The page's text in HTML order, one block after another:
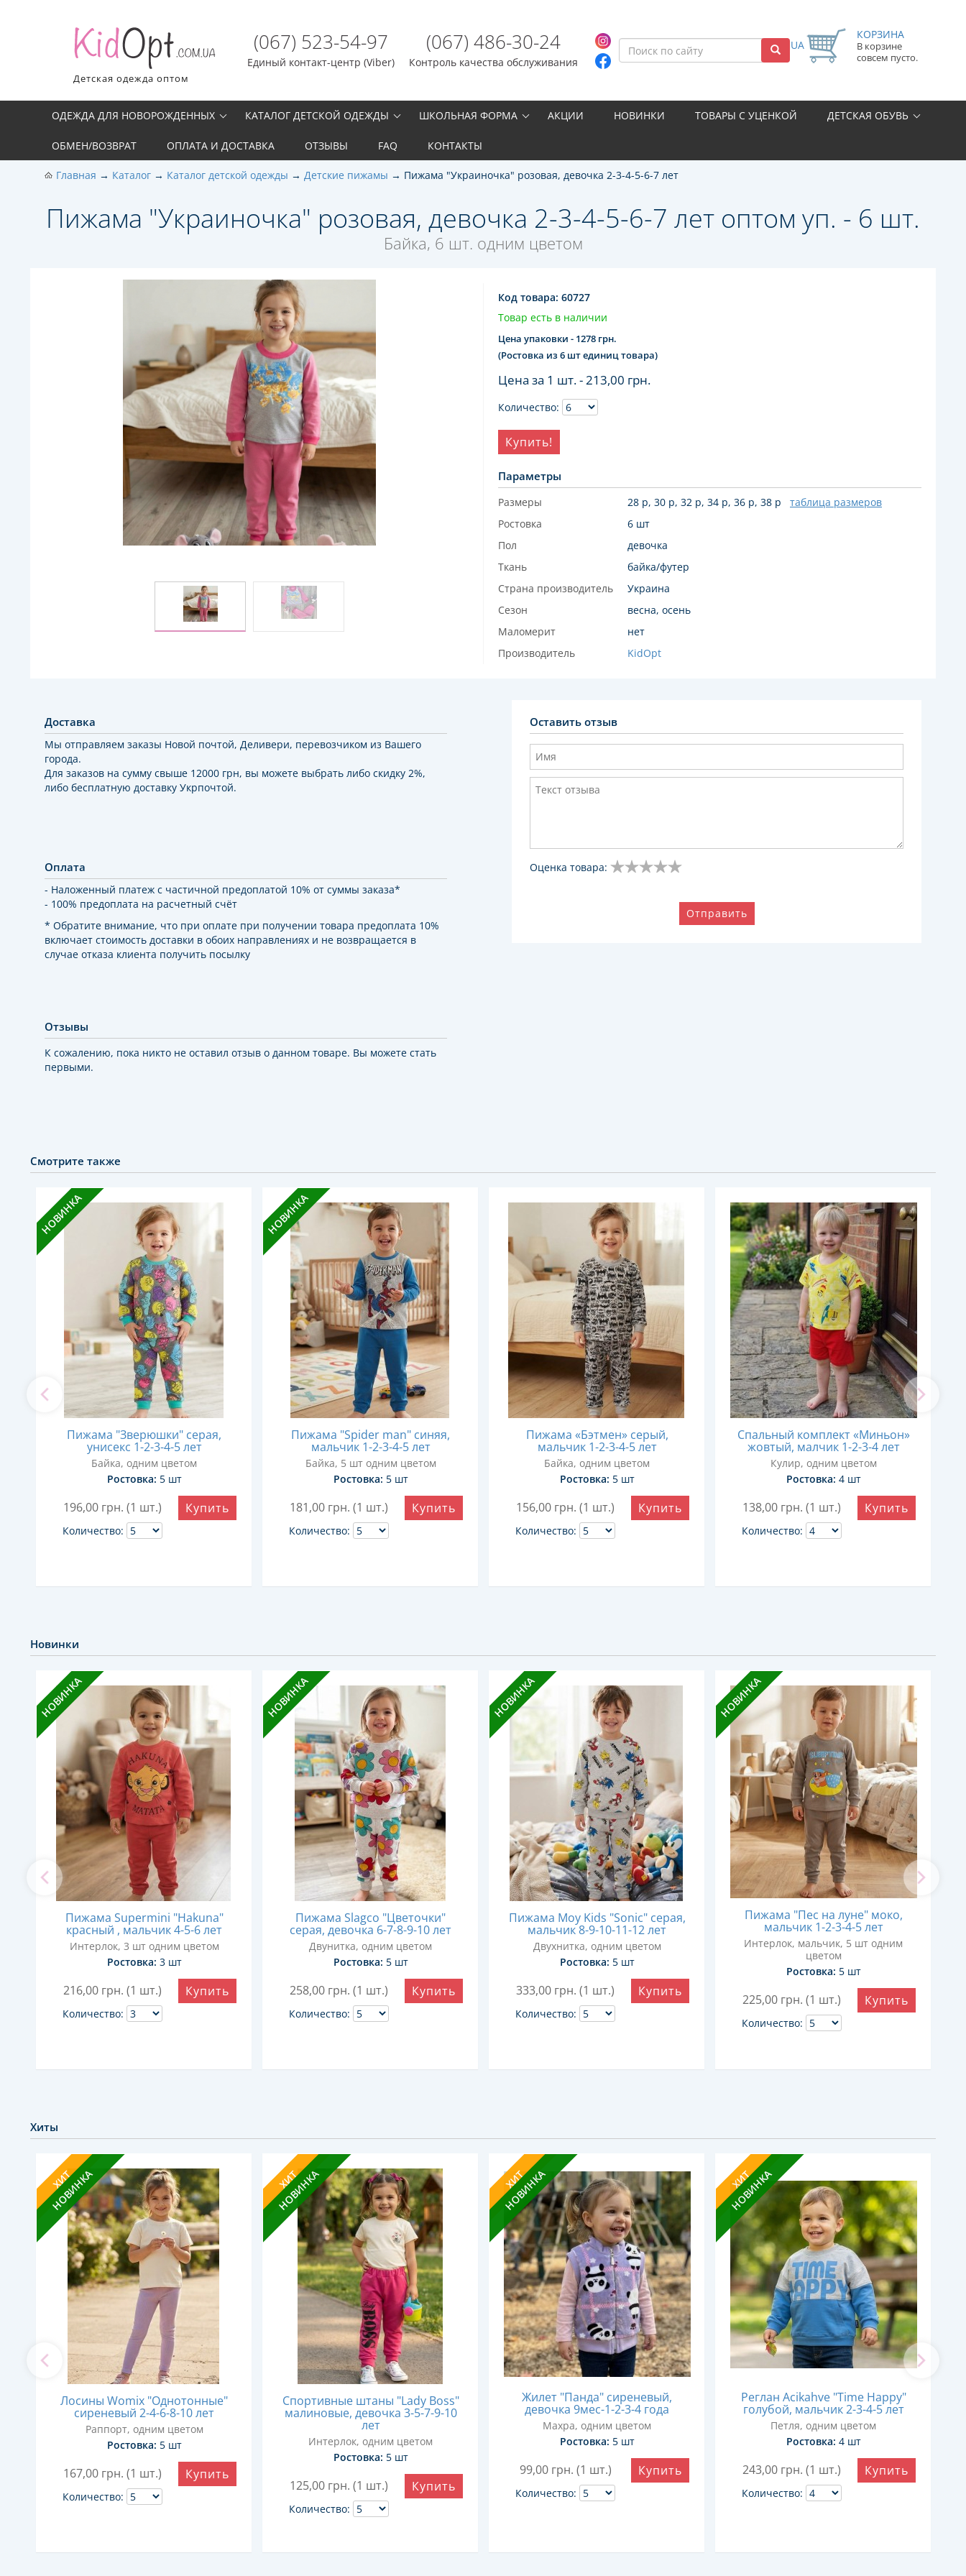
Детская одежда оптом
(067) 523-54-97
Единый контакт-центр (Viber)
(067) 486-30-24
Контроль качества обслуживания
UA
КОРЗИНА
В корзине
совсем пусто.
ОДЕЖДА ДЛЯ НОВОРОЖДЕННЫХ КАТАЛОГ ДЕТСКОЙ ОДЕЖДЫ ШКОЛЬНАЯ ФОРМА АКЦИИ НОВИНКИ ТОВАРЫ С УЦЕНКОЙ ДЕТСКАЯ ОБУВЬ
ОБМЕН/ВОЗВРАТ ОПЛАТА И ДОСТАВКА ОТЗЫВЫ FAQ КОНТАКТЫ
Главная Каталог Каталог детской одежды Детские пижамы Пижама "Украиночка" розовая, девочка 2-3-4-5-6-7 лет
Пижама "Украиночка" розовая, девочка 2-3-4-5-6-7 лет оптом уп. - 6 шт.
Байка, 6 шт. одним цветом
Код товара: 60727
Товар есть в наличии
Цена упаковки - 1278 грн.
(Ростовка из 6 шт единиц товара)
Цена за 1 шт. -213,00 грн.
Количество:
Купить!
Параметры
Размеры 28 р, 30 р, 32 р, 34 р, 36 р, 38 р
таблица размеров
Ростовка
6 шт
Пол
девочка
Ткань
байка/футер
Страна производитель
Украина
Сезон
весна, осень
Маломерит
нет
Производитель
KidOpt
Доставка
Мы отправляем заказы Новой почтой, Деливери, перевозчиком из Вашего
города.
Для заказов на сумму свыше 12000 грн, вы можете выбрать либо скидку 2%,
либо бесплатную доставку Укрпочтой.
Оплата
- Наложенный платеж с частичной предоплатой 10% от суммы заказа*
- 100% предоплата на расчетный счёт
* Обратите внимание, что при оплате при получении товара предоплата 10%
включает стоимость доставки в обоих направлениях и не возвращается в
случае отказа клиента получить посылку
Отзывы
К сожалению, пока никто не оставил отзыв о данном товаре. Вы можете стать
первыми.
Оставить отзыв
Оценка товара:
Отправить
Смотрите также
НОВИНКА
Пижама "Зверюшки" серая,
унисекс 1-2-3-4-5 лет
Байка, одним цветом
Ростовка: 5 шт
196,00 грн. (1 шт.)
Количество:
Купить
НОВИНКА
Пижама "Spider man" синяя,
мальчик 1-2-3-4-5 лет
Байка, 5 шт одним цветом
Ростовка: 5 шт
181,00 грн. (1 шт.)
Количество:
Купить
Пижама «Бэтмен» серый,
мальчик 1-2-3-4-5 лет
Байка, одним цветом
Ростовка: 5 шт
156,00 грн. (1 шт.)
Количество:
Купить
Спальный комплект «Миньон»
жовтый, малчик 1-2-3-4 лет
Кулир, одним цветом
Ростовка: 4 шт
138,00 грн. (1 шт.)
Количество:
Купить
Новинки
НОВИНКА
Пижама Supermini "Hakuna"
красный , мальчик 4-5-6 лет
Интерлок, 3 шт одним цветом
Ростовка: 3 шт
216,00 грн. (1 шт.)
Количество:
Купить
НОВИНКА
Пижама Slagco "Цветочки"
серая, девочка 6-7-8-9-10 лет
Двунитка, одним цветом
Ростовка: 5 шт
258,00 грн. (1 шт.)
Количество:
Купить
НОВИНКА
Пижама Moy Kids "Sonic" серая,
мальчик 8-9-10-11-12 лет
Двухнитка, одним цветом
Ростовка: 5 шт
333,00 грн. (1 шт.)
Количество:
Купить
НОВИНКА
Пижама "Пес на луне" моко,
мальчик 1-2-3-4-5 лет
Интерлок, мальчик, 5 шт одним
цветом
Ростовка: 5 шт
225,00 грн. (1 шт.)
Количество:
Купить
Хиты
ХИТ
НОВИНКА
Лосины Womix "Однотонные"
сиреневый 2-4-6-8-10 лет
Раппорт, одним цветом
Ростовка: 5 шт
167,00 грн. (1 шт.)
Количество:
Купить
ХИТ
НОВИНКА
Спортивные штаны "Lady Boss"
малиновые, девочка 3-5-7-9-10
лет
Интерлок, одним цветом
Ростовка: 5 шт
125,00 грн. (1 шт.)
Количество:
Купить
ХИТ
НОВИНКА
Жилет "Панда" сиреневый,
девочка 9мес-1-2-3-4 года
Махра, одним цветом
Ростовка: 5 шт
99,00 грн. (1 шт.)
Количество:
Купить
ХИТ
НОВИНКА
Реглан Acikahve "Time Happy"
голубой, мальчик 2-3-4-5 лет
Петля, одним цветом
Ростовка: 4 шт
243,00 грн. (1 шт.)
Количество:
Купить